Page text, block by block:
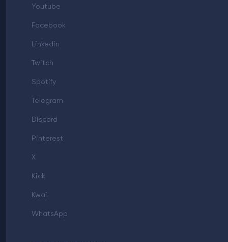
Youtube
Facebook
Linkedin
Twitch
Spotify
Telegram
Discord
Pinterest
X
Kick
Kwai
WhatsApp